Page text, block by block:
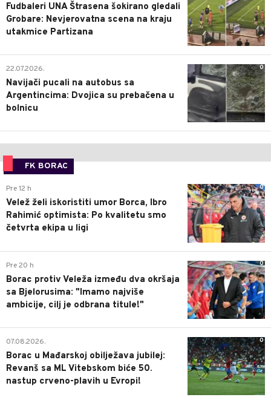
Fudbaleri UNA Štrasena šokirano gledali
Grobare: Nevjerovatna scena na kraju
utakmice Partizana
0
22.07.2026.
Navijači pucali na autobus sa
Argentincima: Dvojica su prebačena u
bolnicu
FK BORAC
0
Pre 12 h
Velež želi iskoristiti umor Borca, Ibro
Rahimić optimista: Po kvalitetu smo
četvrta ekipa u ligi
0
Pre 20 h
Borac protiv Veleža između dva okršaja
sa Bjelorusima: "Imamo najviše
ambicije, cilj je odbrana titule!"
0
07.08.2026.
Borac u Mađarskoj obilježava jubilej:
Revanš sa ML Vitebskom biće 50.
nastup crveno-plavih u Evropi!